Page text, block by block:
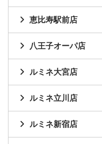
恵比寿駅前店
八王子オーパ店
ルミネ大宮店
ルミネ立川店
ルミネ新宿店